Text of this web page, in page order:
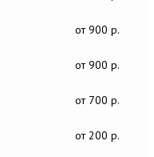
от 900 р.
от 900 р.
от 700 р.
от 200 р.